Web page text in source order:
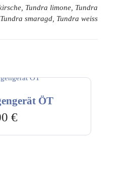
Tundra limone, Tundra
smaragd, Tundra weiss
ÖT
€